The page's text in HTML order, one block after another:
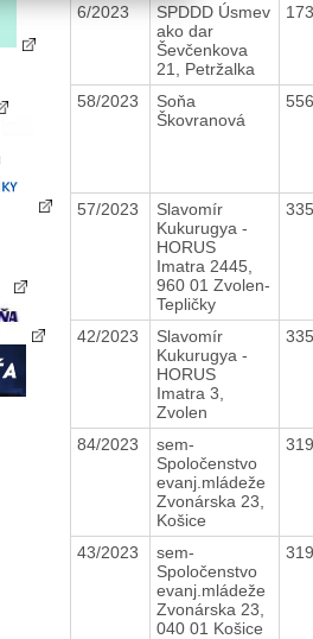
6/2023
SPDDD Úsmev
ako dar
Ševčenkova
21, Petržalka
58/2023
Soňa
Škovranová
57/2023
Slavomír
Kukurugya -
HORUS
Imatra 2445,
960 01 Zvolen-
Tepličky
42/2023
Slavomír
Kukurugya -
HORUS
Imatra 3,
Zvolen
84/2023
sem-
Spoločenstvo
evanj.mládeže
Zvonárska 23,
Košice
43/2023
sem-
Spoločenstvo
evanj.mládeže
Zvonárska 23,
040 01 Košice